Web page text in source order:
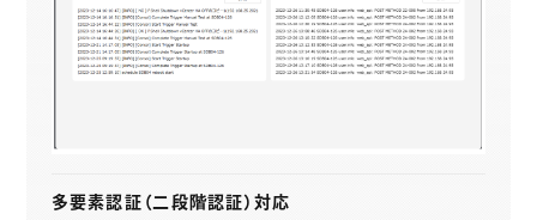
多要素認証（二段階認証）対応